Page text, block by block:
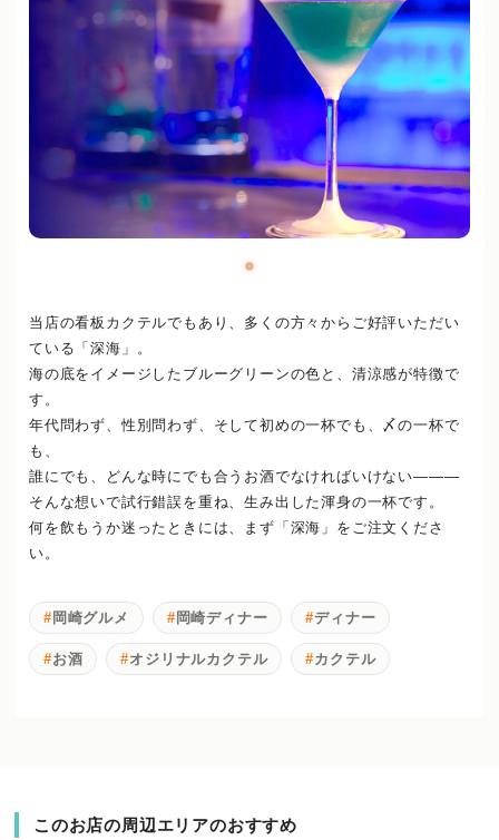
当店の看板カクテルでもあり、多くの方々からご好評いただい
ている「深海」。
海の底をイメージしたブルーグリーンの色と、清涼感が特徴で
す。
年代問わず、性別問わず、そして初めの一杯でも、〆の一杯で
も、
誰にでも、どんな時にでも合うお酒でなければいけない―――
そんな想いで試行錯誤を重ね、生み出した渾身の一杯です。
何を飲もうか迷ったときには、まず「深海」をご注文くださ
い。
岡崎グルメ 岡崎ディナー ディナー
お酒 オジリナルカクテル カクテル
このお店の周辺エリアのおすすめ